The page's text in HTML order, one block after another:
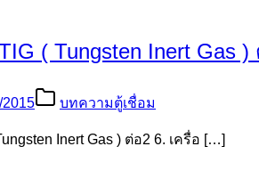
( Tungsten Inert Gas )
2015 บทความตู้เชื่อม
งานของเครื่องเชื่อม ในที่นี้จะกล่าว […]